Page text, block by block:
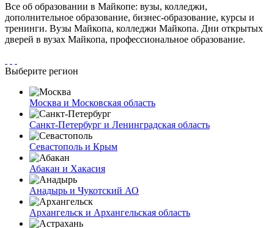
Все об образовании в Майкопе: вузы, колледжи,
дополнительное образование, бизнес-образование, курсы и
тренинги. Вузы Майкопа, колледжи Майкопа. Дни открытых
дверей в вузах Майкопа, профессиональное образование.
Выберите регион
Москва и Московская область
Санкт-Петербург и Ленинградская область
Севастополь и Крым
Абакан и Хакасия
Анадырь и Чукотский АО
Архангельск и Архангельская область